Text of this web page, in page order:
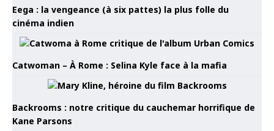
Eega : la vengeance (à six pattes) la plus folle du
cinéma indien
Catwoman – À Rome : Selina Kyle face à la mafia
Backrooms : notre critique du cauchemar horrifique de
Kane Parsons